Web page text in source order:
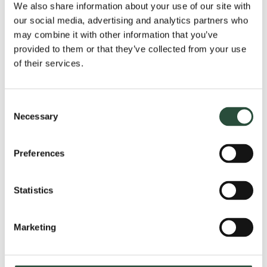
We also share information about your use of our site with
our social media, advertising and analytics partners who
may combine it with other information that you’ve
provided to them or that they’ve collected from your use
of their services.
Selection
Necessary
Preferences
Statistics
Marketing
Cybertrusler og kommende
lovkrav
De største risicis i egen
forsynings- og værdikæde
Efterfølgende har du også
med i et udvidet forløb, hvor vi
foretager
hele værdikæden og for hver enkelt